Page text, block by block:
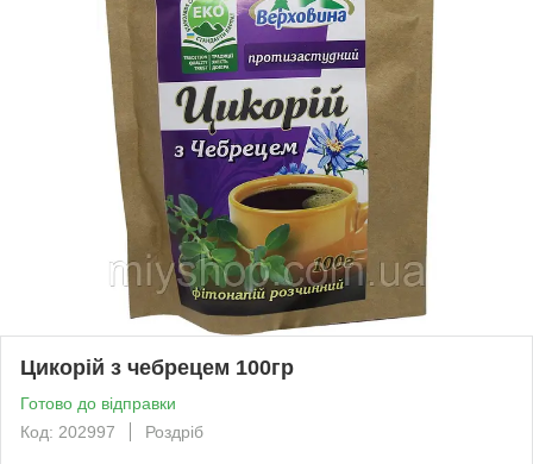
Цикорій з чебрецем 100гр
Готово до відправки
Код: 202997
Роздріб